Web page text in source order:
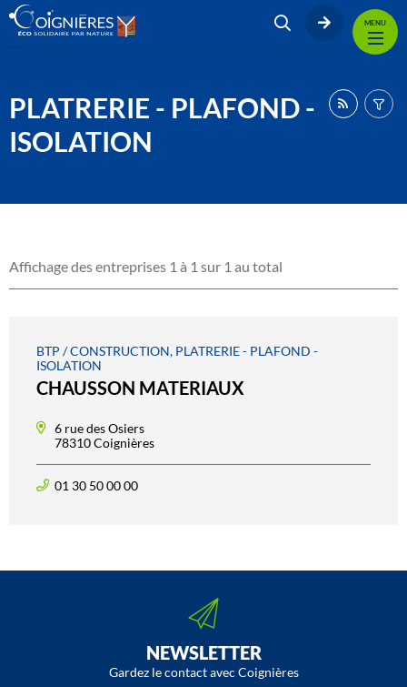
MENU
PLATRERIE - PLAFOND -
ISOLATION
Affichage des entreprises 1 à 1 sur 1 au total
BTP / CONSTRUCTION, PLATRERIE - PLAFOND -
ISOLATION
CHAUSSON MATERIAUX
6 rue des Osiers
78310 Coignières
01 30 50 00 00
NEWSLETTER
Gardez le contact avec Coignières